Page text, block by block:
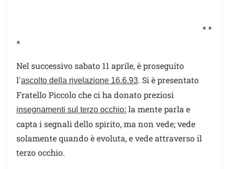
* *
*
Nel successivo sabato 11 aprile, è proseguito
l'ascolto della rivelazione 16.6.93. Si è presentato
Fratello Piccolo che ci ha donato preziosi
insegnamenti sul terzo occhio: la mente parla e
capta i segnali dello spirito, ma non vede; vede
solamente quando è evoluta, e vede attraverso il
terzo occhio.